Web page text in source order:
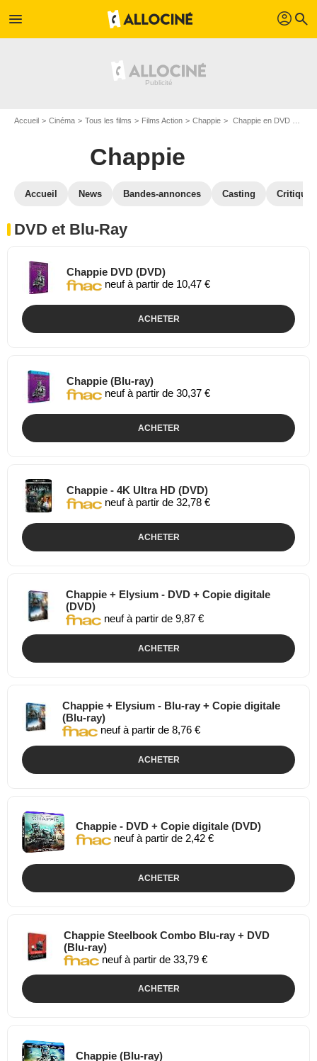
menu profil search
Accueil Cinéma Tous les films Films Action Chappie Chappie en DVD Blu Ray
Chappie
Accueil News Bandes-annonces Casting
DVD et Blu-Ray
Chappie DVD (DVD)
neuf à partir de 10,47 €
ACHETER
Chappie (Blu-ray)
neuf à partir de 30,37 €
ACHETER
Chappie - 4K Ultra HD (DVD)
neuf à partir de 32,78 €
ACHETER
Chappie + Elysium - DVD + Copie digitale
(DVD)
neuf à partir de 9,87 €
ACHETER
Chappie + Elysium - Blu-ray + Copie digitale
(Blu-ray)
neuf à partir de 8,76 €
ACHETER
Chappie - DVD + Copie digitale (DVD)
neuf à partir de 2,42 €
ACHETER
Chappie Steelbook Combo Blu-ray + DVD
(Blu-ray)
neuf à partir de 33,79 €
ACHETER
Chappie (Blu-ray)